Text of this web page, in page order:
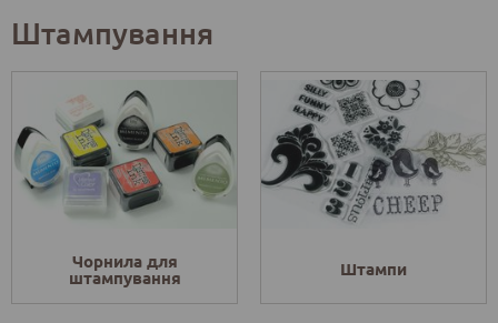
Штампування
Чорнила для
штампування Штампи